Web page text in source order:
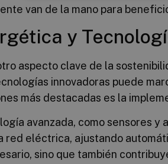
van de la mano para
y
aspecto clave de la
innovadoras puede
más destacadas es la
avanzada, como sensores
red eléctrica, ajustando
sino que también